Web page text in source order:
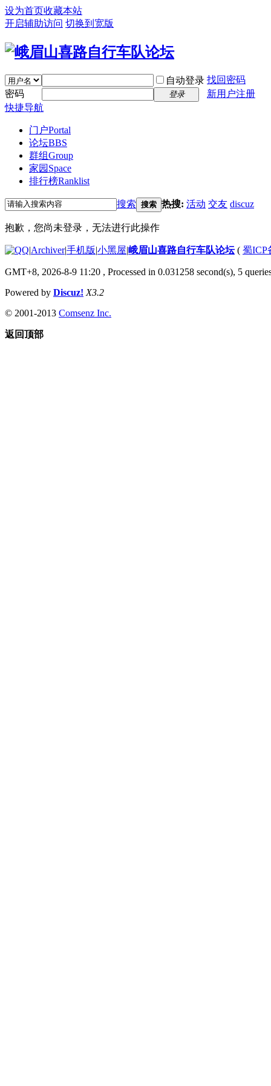
设为首页收藏本站
开启辅助访问 切换到宽版
自动登录 找回密码
密码
登录
新用户注册
快捷导航
门户Portal
论坛BBS
群组Group
家园 Space
排行榜Ranklist
搜索 搜索 热搜: 活动 交友 discuz
抱歉，您尚未登录，无法进行此操作
|Archiver|手机版|小黑屋|峨眉山喜路自行车队论坛( 蜀ICP
GMT+8, 2026-8-9 11:20 , Processed in 0.031258 second(s), 5
Powered by Discuz! X3.2
© 2001-2013 Comsenz Inc.
返回顶部